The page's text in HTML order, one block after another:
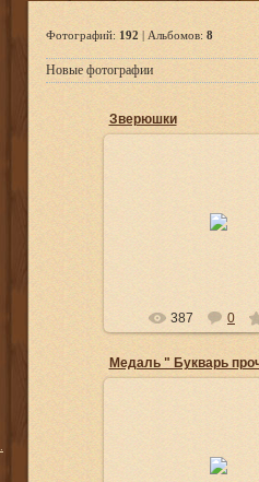
Фотографий: 192 | Альбомов: 8
Новые фотографии
Зверюшки
387 0
Медаль " Букварь